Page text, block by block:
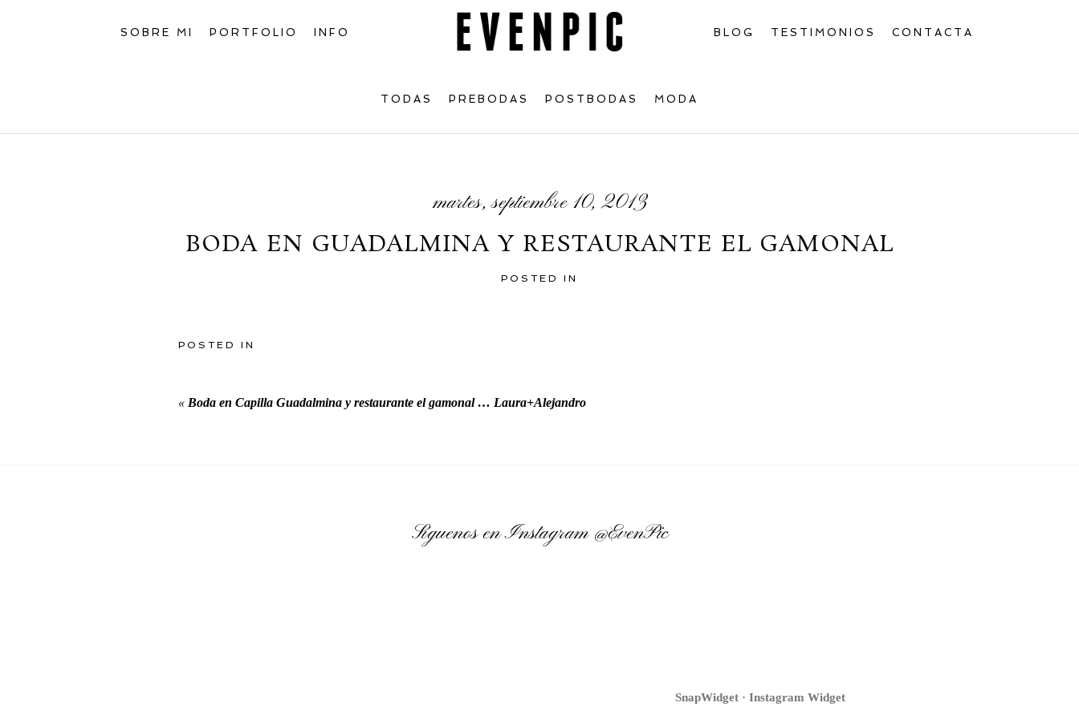
SOBRE MI PORTFOLIO INFO BLOG TESTIMONIOS CONTACTA
TODAS PREBODAS POSTBODAS MODA
martes, septiembre 10, 2013
BODA EN GUADALMINA Y RESTAURANTE EL GAMONAL
POSTED IN
POSTED IN
« Boda en Capilla Guadalmina y restaurante el gamonal … Laura+Alejandro
Síguenos en Instagram@EvenPic
SnapWidget · Instagram Widget